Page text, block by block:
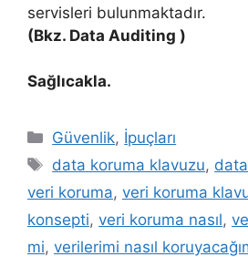
servisleri bulunmaktadır.
(Bkz. Data Auditing )
Sağlıcakla.
Kategoriler
Güvenlik, İpuçları
Etiketler
data koruma klavuzu,
veri koruma, veri koruma
konsepti, veri koruma nasıl,
mi, verilerimi nasıl